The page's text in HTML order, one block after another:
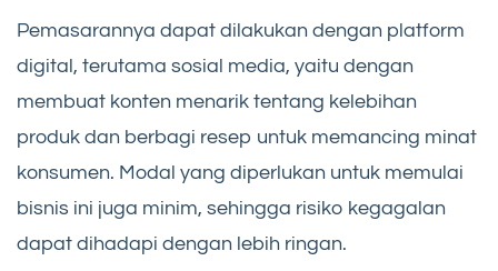
Pemasarannya dapat dilakukan dengan platform
digital, terutama sosial media, yaitu dengan
membuat konten menarik tentang kelebihan
produk dan berbagi resep untuk memancing minat
konsumen. Modal yang diperlukan untuk memulai
bisnis ini juga minim, sehingga risiko kegagalan
dapat dihadapi dengan lebih ringan.